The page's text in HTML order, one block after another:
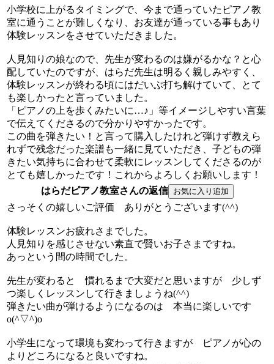
小学校に上がるタイミングで、今まで通っていたピアノ教
室に通うことが難しくなり、お友達が通っている事もあり
体験レッスンをさせていただきました。
人見知りの娘なので、先生が変わるのは嫌がるかな？と心
配していたのですが、はらだ先生は明るく親しみやすく、
体験レッスンが終わる頃にはだいぶ打ち解けていて、とて
も楽しかったと言っていました。
「ピアノの上を歩くみたいに…♪」等イメージしやすい言葉
で伝えてくださるので分かりやすかったです。
この曲を弾きたい！と言って購入したけれど弾けず教えら
れずで残念だった楽譜も一緒に見ていただき、子どもの弾
きたい気持ちに合わせて柔軟にレッスンしてくださるのが
とても嬉しかったです！これからよろしくお願いします！
はらだピアノ教室さんの返信
さっそくの嬉しいご評価 ありがとうございます(^^)
体験レッスンお疲れさまでした。
人見知りを感じさせない素直で賢いお子さまですね。
あっという間の時間でした。
先生が変わると 慣れるまで大変だと思いますが 少しず
つ楽しくレッスンして行きましょうね(^^)
弾きたい曲が弾けるようになるのは 本当に楽しいです
o(^▽^)o
小学生になって環境も変わって行きますが ピアノが心の
よりどころになると良いですね。